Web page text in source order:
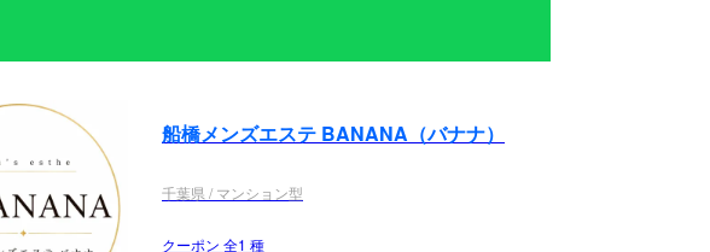
船橋メンズエステ BANANA（バナナ）
千葉県 / マンション型
クーポン 全1 種